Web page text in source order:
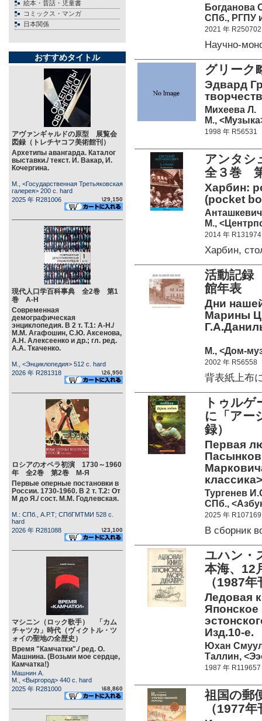
絵本・昔話・児童書
コミックス・マンガ
日本関係
おすすめタイトル
アヴァンギャルドの原型 展覧会
図録（トレチヤコフ美術館刊）
Архетипы авангарда. Каталог
выставки./ текст. И. Вакар, И.
Кочергина.
М., <Государственная Третьяковская
галерея> 200 c. hard
2025 年 R281006
\29,150
現代人口学百科事典 全2巻 第1
巻 А-Н
Современная
демографическая
энциклопедия. В 2 т. Т.1: А-Н./
М.М. Агафошин, С.Ю. Аксенова,
А.Н. Алексеенко и др.; гл. ред.
А.А. Ткаченко.
М., <Энциклопедия> 512 c. hard
2026 年 R281318
\26,950
ロシアのオペラ初演 1730～1960
年 全2巻 第2巻 М-Я
Первые оперные постановки в
России. 1730-1960. В 2 т. Т.2: От
М до Я./ сост. М.М. Годлевская.
М.: СПб., А.Р.Т; СПбГМТМИ 528 c.
hard
2026 年 R281088
\23,100
マシニン（ロック歌手） 「カム
チャツカ」時代（ヴィクトル・ツ
ォイの聖地の全歴史）
Время "Камчатки"./ ред. О.
Машнина. (Возьми мое сердце,
Камчатка!)
Машнин А.
М., <Выргород> 440 c. hard
2025 年 R281000
\68,860
Богданова
СПб., РГПУ
2021 年 R250702
Научно-
グリーク
Эдвард
Михеева Л.
М.,
1998 年 R56531
アンタ
全３巻
Харбин:
(pocket
М.,
2014 年 R131974
Харбин,
活動記録
館年表
Дни
Марины
М., <Дом-
2002 年 R56558
背表紙上布
トゥル
に「アー
録）
Первая
Пасынков
Тургенев
СПб.,
2025 年 R107169
В сборник
ユハン・
本海、12
（1987年
Ледовая
Изд.10-е.
Юхан
Таллин,
1987 年 R119657
祖国の郵
（1977年